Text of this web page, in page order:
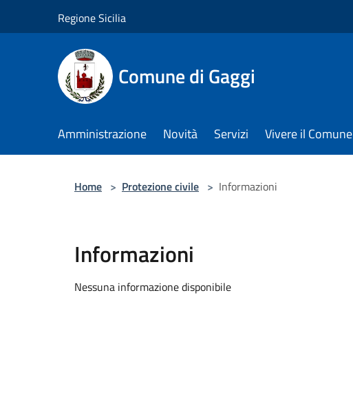
Regione Sicilia
Comune di Gaggi
Amministrazione Novità Servizi Vivere il Comune
Home > Protezione civile > Informazioni
Informazioni
Nessuna informazione disponibile